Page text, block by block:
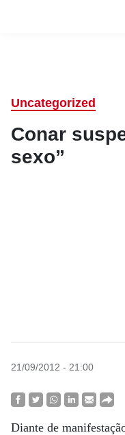
Uncategorized
Conar
sexo”
21/09/2012 - 21:00
Diante de